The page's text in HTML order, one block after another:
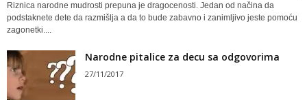
Riznica narodne mudrosti prepuna je dragocenosti. Jedan od načina da
podstaknete dete da razmišlja a da to bude zabavno i zanimljivo jeste pomoću
zagonetki....
Narodne pitalice za decu sa odgovorima
27/11/2017